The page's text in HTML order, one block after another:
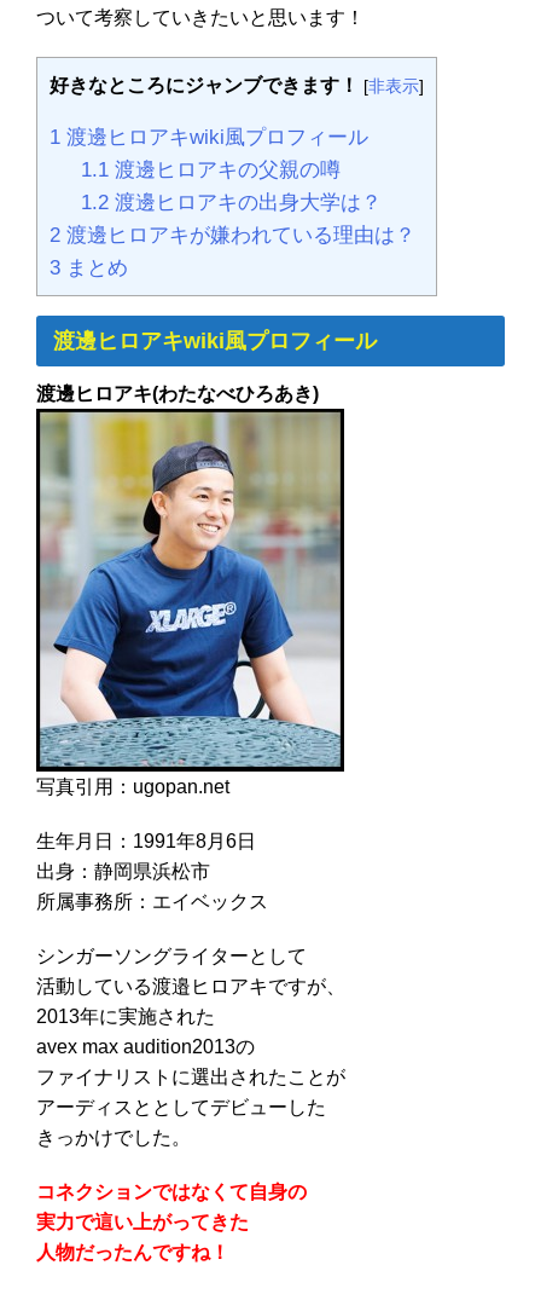
ついて考察していきたいと思います！
好きなところにジャンブできます！ [非表示]
1 渡邊ヒロアキwiki風プロフィール
1.1渡邊ヒロアキの父親の噂
1.2渡邊ヒロアキの出身大学は？
2 渡邊ヒロアキが嫌われている理由は？
3 まとめ
渡邊ヒロアキwiki風プロフィール
渡邊ヒロアキ(わたなべひろあき)
写真引用：ugopan.net
生年月日：1991年8月6日
出身：静岡県浜松市
所属事務所：エイベックス
シンガーソングライターとして
活動している渡邉ヒロアキですが、
2013年に実施された
avex max audition2013の
ファイナリストに選出されたことが
アーディスととしてデビューした
きっかけでした。
コネクションではなくて自身の
実力で這い上がってきた
人物だったんですね！